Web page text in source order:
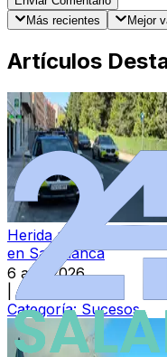
Más recientes
Mejor
Artículos
Herida una bebé al
en Salamanca
6 ago 2026
Categoría: Sucesos